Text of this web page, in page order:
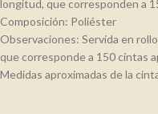
longitud, que corresponden a
Composición: Poliéster
Observaciones: Servida en
que corresponde a 150 cintas
Medidas aproximadas de la